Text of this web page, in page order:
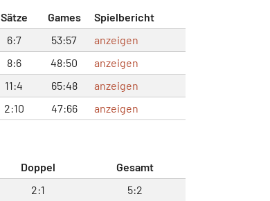
Sätze Games
Spielbericht
6:7 53:57
anzeigen
8:6 48:50
anzeigen
11:4 65:48
anzeigen
2:10 47:66 anzeigen
Doppel
Gesamt
2:1
5:2